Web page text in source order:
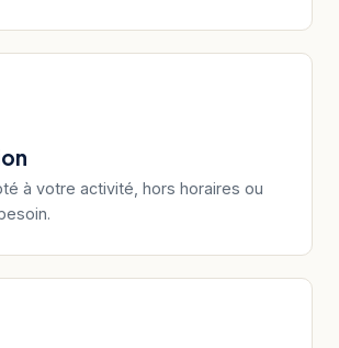
à votre activité, hors horaires ou